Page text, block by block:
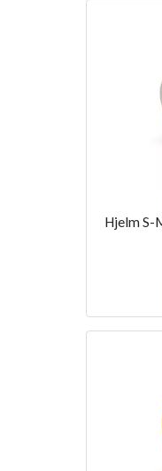
Hjelm S-